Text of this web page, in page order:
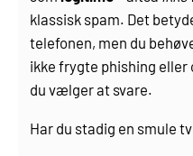
klassisk spam. Det
telefonen, men du
ikke frygte phishing eller
du vælger at svare.
Har du stadig en smule